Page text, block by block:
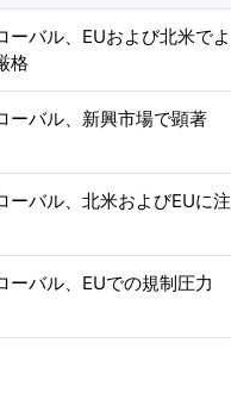
ーバル、EUおよび北米でよ
格
ーバル、新興市場で顕著
ーバル、北米およびEUに注
ーバル、EUでの規制圧力